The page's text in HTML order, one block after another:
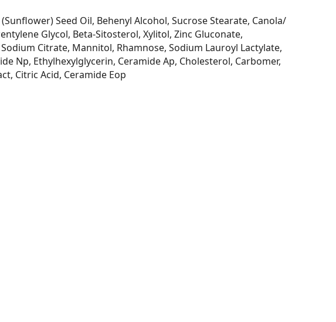
Seed Oil, Behenyl Alcohol, Sucrose Stearate, Canola/
Glycol, Beta-Sitosterol, Xylitol, Zinc Gluconate,
Citrate, Mannitol, Rhamnose, Sodium Lauroyl Lactylate,
Np, Ethylhexylglycerin, Ceramide Ap, Cholesterol, Carbomer,
Citric Acid, Ceramide Eop